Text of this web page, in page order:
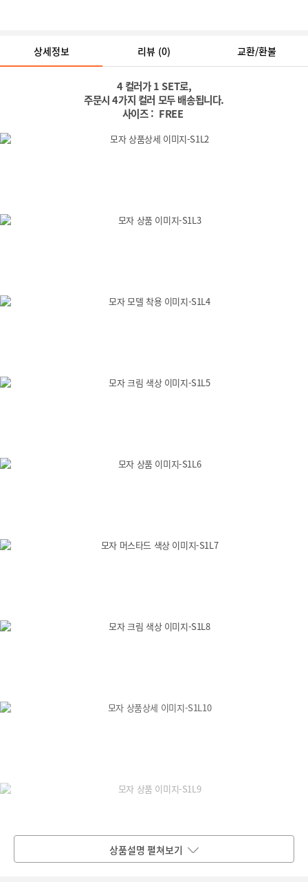
상세정보 리뷰 (0) 교환/환불
4 컬러가 1 SET로,
주문시 4가지 컬러 모두 배송됩니다.
사이즈 : FREE
상품설명 펼쳐보기